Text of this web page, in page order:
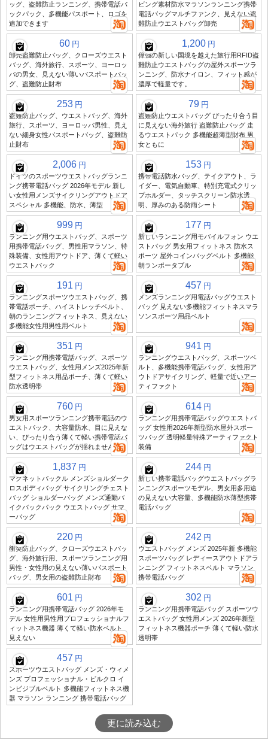
ッグ、盗難防止ランニング、携帯電話バ
ックパック、多機能パスポート、ロゴを
追加できます
ビング素材防水マラソンランニング携帯
電話バッグマルチファンク、見えない盗
難防止ウエストバッグ卸売
60 円
卸売盗難防止バッグ、クローズウエスト
バッグ、海外旅行、スポーツ、ヨーロッ
パの男女、見えない薄いパスポートバッ
グ、盗難防止財布
1,200 円
偉強の新しい国境を越えた旅行用RFID盗
難防止ウエストバッグの屋外スポーツラ
ンニング、防水ナイロン、フィット感が
濃厚で軽量です。
253 円
盗難防止バッグ、ウエストバッグ、海外
旅行、スポーツ、ヨーロッパ男性、見え
ない細身女性パスポートバッグ、盗難防
止財布
79 円
盗難防止ウエストバッグ ぴったり合う目
に見えない海外旅行 盗難防止バッグ 走
るウエストパック 多機能超薄型財布 男
女ともに
2,006 円
ドイツのスポーツウエストバッグランニ
ング携帯電話バッグ 2026年モデル 新し
い女性用メンズサイクリングアウトドア
スペシャル 多機能、防水、薄型
153 円
携帯電話防水バッグ、テイクアウト、ラ
イダー、電気自動車、特別充電式クリッ
プホルダー、タッチスクリーン防水透
明、厚みのある防雨シート
999 円
ランニング用ウエストバッグ、スポーツ
用携帯電話バッグ、男性用マラソン、特
殊装備、女性用アウトドア、薄くて軽い
ウエストパック
177 円
新しいランニング用モバイルフォン ウエ
ストバッグ 男女用フィットネス 防水ス
ポーツ 屋外コインバッグベルト 多機能
朝ランポータブル
191 円
ランニングスポーツウエストバッグ、携
帯電話ポーチ、ハイストレッチベルト、
朝のランニングフィットネス、見えない
多機能女性用男性用ベルト
457 円
メンズランニング用電話バッグウエスト
バッグ 見えない多機能フィットネスマラ
ソンスポーツ用品ベルト
351 円
ランニング用携帯電話バッグ、スポーツ
ウエストバッグ、女性用メンズ2025年新
型フィットネス用品ポーチ、薄くて軽い
防水透明帯
941 円
ランニングウエストバッグ、スポーツベ
ルト、多機能携帯電話バッグ、女性用ア
ウトドアサイクリング、軽量で近いアー
ティファクト
760 円
男女用スポーツランニング携帯電話のウ
エストパック、大容量防水、目に見えな
い、ぴったり合う薄くて軽い携帯電話バ
ッグはウエストバッグが揺れません
614 円
ランニング用携帯電話バッグウエストバ
ッグ 女性用2026年新型防水屋外スポー
ツバッグ 透明軽量特殊アーティファクト
装備
1,837 円
マグネットバックル メンズショルダーク
ロスボディバッグ サイクリングチェスト
バッグ ショルダーバッグ メンズ通勤バ
イクバックパック ウエストバッグ サマ
ーバッグ
244 円
新しい携帯電話バッグウエストバッグラ
ンニングスポーツモデル、男女用多用途
の見えない大容量、多機能防水薄型携帯
電話バッグ
220 円
衝突防止バッグ、クローズウエストバッ
グ、海外旅行用、スポーツランニング用
男性・女性用の見えない薄いパスポート
バッグ、男女用の盗難防止財布
242 円
ウエストバッグ メンズ 2025年新 多機能
スポーツバッグ レディースアウトドアラ
ンニング フィットネスベルト マラソン
携帯電話バッグ
601 円
ランニング用携帯電話バッグ 2026年モ
デル 女性用男性用プロフェッショナルフ
ィットネス機器 薄くて軽い防水ベルト
見えない
302 円
ランニング用携帯電話バッグ スポーツウ
エストバッグ 女性用メンズ 2026年新型
フィットネス機器ポーチ 薄くて軽い防水
透明帯
457 円
スポーツウエストバッグ メンズ・ウィメ
ンズ プロフェッショナル・ビルクロ イ
ンビジブルベルト 多機能フィットネス機
器 マラソン ランニング 携帯電話バッグ
更に読み込む